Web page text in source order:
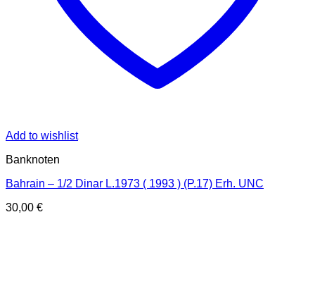
Add to wishlist
Banknoten
Bahrain – 1/2 Dinar L.1973 ( 1993 ) (P.17) Erh. UNC
30,00 €